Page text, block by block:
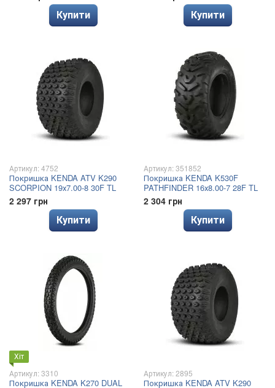
Купити Купити
Артикул: 4752
Покришка KENDA ATV K290
SCORPION 19х7.00-8 30F TL
2 297 грн
Купити
Артикул: 351852
Покришка KENDA K530F
PATHFINDER 16х8.00-7 28F TL
2 304 грн
Купити
Хіт
Артикул: 3310
Покришка KENDA K270 DUAL
Артикул: 2895
Покришка KENDA ATV K290